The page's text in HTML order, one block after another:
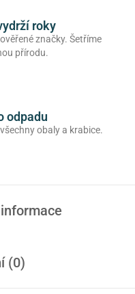
roky
značky. Šetříme
přírodu.
odpadu
obaly a krabice.
(0)